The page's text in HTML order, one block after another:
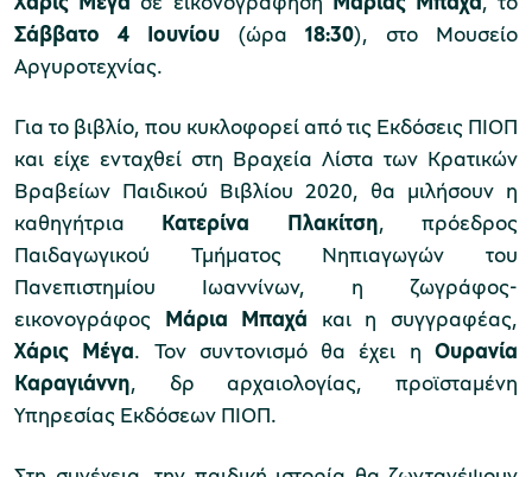
Μουσείο Περιβάλλοντος Στυμφαλίας
Μουσείο Μαστίχας Χίου
Σάββατο 4 Ιουνίου (ώρα 18:30), στο Μουσείο
Αργυροτεχνίας.
Για το βιβλίο, που κυκλοφορεί από τις Εκδόσεις ΠΙΟΠ
και είχε ενταχθεί στη Βραχεία Λίστα των Κρατικών
Βραβείων Παιδικού Βιβλίου 2020, θα μιλήσουν η
καθηγήτρια Κατερίνα Πλακίτση, πρόεδρος
Παιδαγωγικού Τμήματος Νηπιαγωγών του
Πανεπιστημίου Ιωαννίνων, η ζωγράφος-
εικονογράφος Μάρια Μπαχά και η συγγραφέας,
Χάρις Μέγα. Τον συντονισμό θα έχει ηΟυρανία
Καραγιάννη, δρ αρχαιολογίας, προϊσταμένη
Υπηρεσίας Εκδόσεων ΠΙΟΠ.